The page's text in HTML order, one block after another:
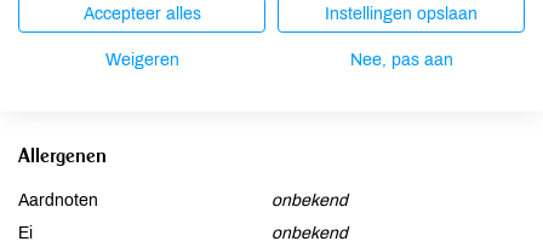
Hydrolyzed Corn Starch, Phragmites Kharka Extract, Poria Cocos
Extract, Rosmarinus Officinalis Leaf Extract, Oryzanol,
Tocopherol, Glucose, Mannitol, Parfum, Citral, Coumarin,
Allergenen
Aardnoten
onbekend
Ei
onbekend
Accepteer alles Instellingen opslaan
Weigeren Nee, pas aan